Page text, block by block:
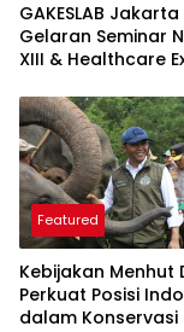
GAKESLAB
Gelaran Seminar
XIII & Healthcare
Featured
Kebijakan Menhut
Perkuat Posisi
dalam Konservasi